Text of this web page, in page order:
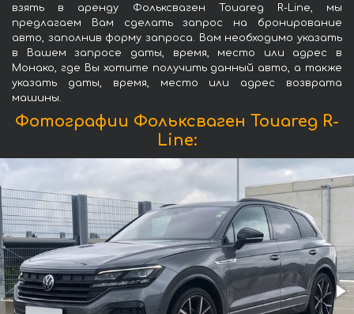
взять в аренду Фольксваген Touareg R-Line, мы
предлагаем Вам сделать запрос на бронирование
авто, заполнив форму запроса. Вам необходимо указать
в Вашем запросе даты, время, место или адрес в
Монако, где Вы хотите получить данный авто, а также
указать даты, время, место или адрес возврата
машины.
Фотографии Фольксваген Touareg R-
Line: